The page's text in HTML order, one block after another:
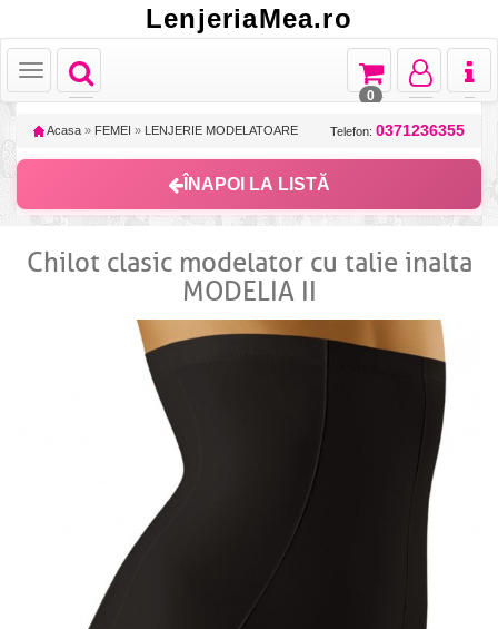
LenjeriaMea.ro
Toggle
navigation
Toggle
Toggle
navigation
Toggle
navigation
Toggle
navigation
0
Acasa » FEMEI » LENJERIE MODELATOARE Telefon: 0371236355
ÎNAPOI LA LISTĂ
Chilot clasic modelator cu talie inalta
MODELIA II